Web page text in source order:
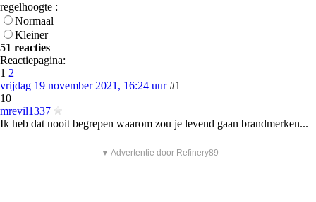
regelhoogte :
Normaal
Kleiner
51 reacties
Reactiepagina:
1 2
vrijdag 19 november 2021, 16:24 uur #1
10
mrevil1337
Ik heb dat nooit begrepen waarom zou je levend gaan brandmerken...
▼ Advertentie door Refinery89